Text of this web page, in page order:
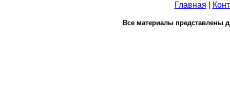
Главная
Все материалы представлены